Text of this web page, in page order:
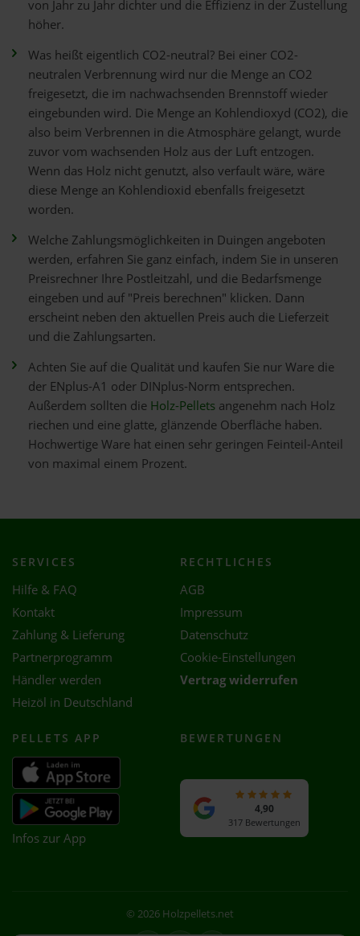
von Jahr zu Jahr dichter und die Effizienz in der Zustellung
höher.
Was heißt eigentlich CO2-neutral? Bei einer CO2-
neutralen Verbrennung wird nur die Menge an CO2
freigesetzt, die im nachwachsenden Brennstoff wieder
eingebunden wird. Die Menge an Kohlendioxyd (CO2), die
also beim Verbrennen in die Atmosphäre gelangt, wurde
zuvor vom wachsenden Holz aus der Luft entzogen.
Wenn das Holz nicht genutzt, also verfault wäre, wäre
diese Menge an Kohlendioxid ebenfalls freigesetzt
worden.
Welche Zahlungsmöglichkeiten in Duingen angeboten
werden, erfahren Sie ganz einfach, indem Sie in unseren
Preisrechner Ihre Postleitzahl, und die Bedarfsmenge
eingeben und auf "Preis berechnen" klicken. Dann
erscheint neben den aktuellen Preis auch die Lieferzeit
und die Zahlungsarten.
Achten Sie auf die Qualität und kaufen Sie nur Ware die
der ENplus-A1 oder DINplus-Norm entsprechen.
Außerdem sollten die Holz-Pellets angenehm nach Holz
riechen und eine glatte, glänzende Oberfläche haben.
Hochwertige Ware hat einen sehr geringen Feinteil-Anteil
von maximal einem Prozent.
SERVICES
Hilfe & FAQ
Kontakt
Zahlung & Lieferung
Partnerprogramm
Händler werden
Heizöl in Deutschland
RECHTLICHES
AGB
Impressum
Datenschutz
Cookie-Einstellungen
Vertrag widerrufen
PELLETS APP
Infos zur App
BEWERTUNGEN
4,90
317 Bewertungen
© 2026 Holzpellets.net